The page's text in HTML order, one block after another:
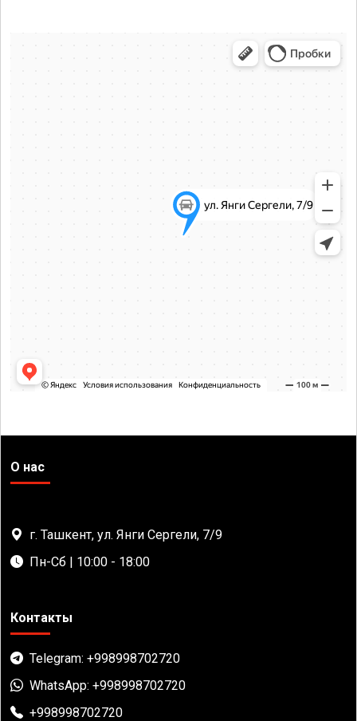
О нас
г. Ташкент, ул. Янги Сергели, 7/9
Пн-Сб | 10:00 - 18:00
Контакты
Telegram: +998998702720
WhatsApp: +998998702720
+998998702720